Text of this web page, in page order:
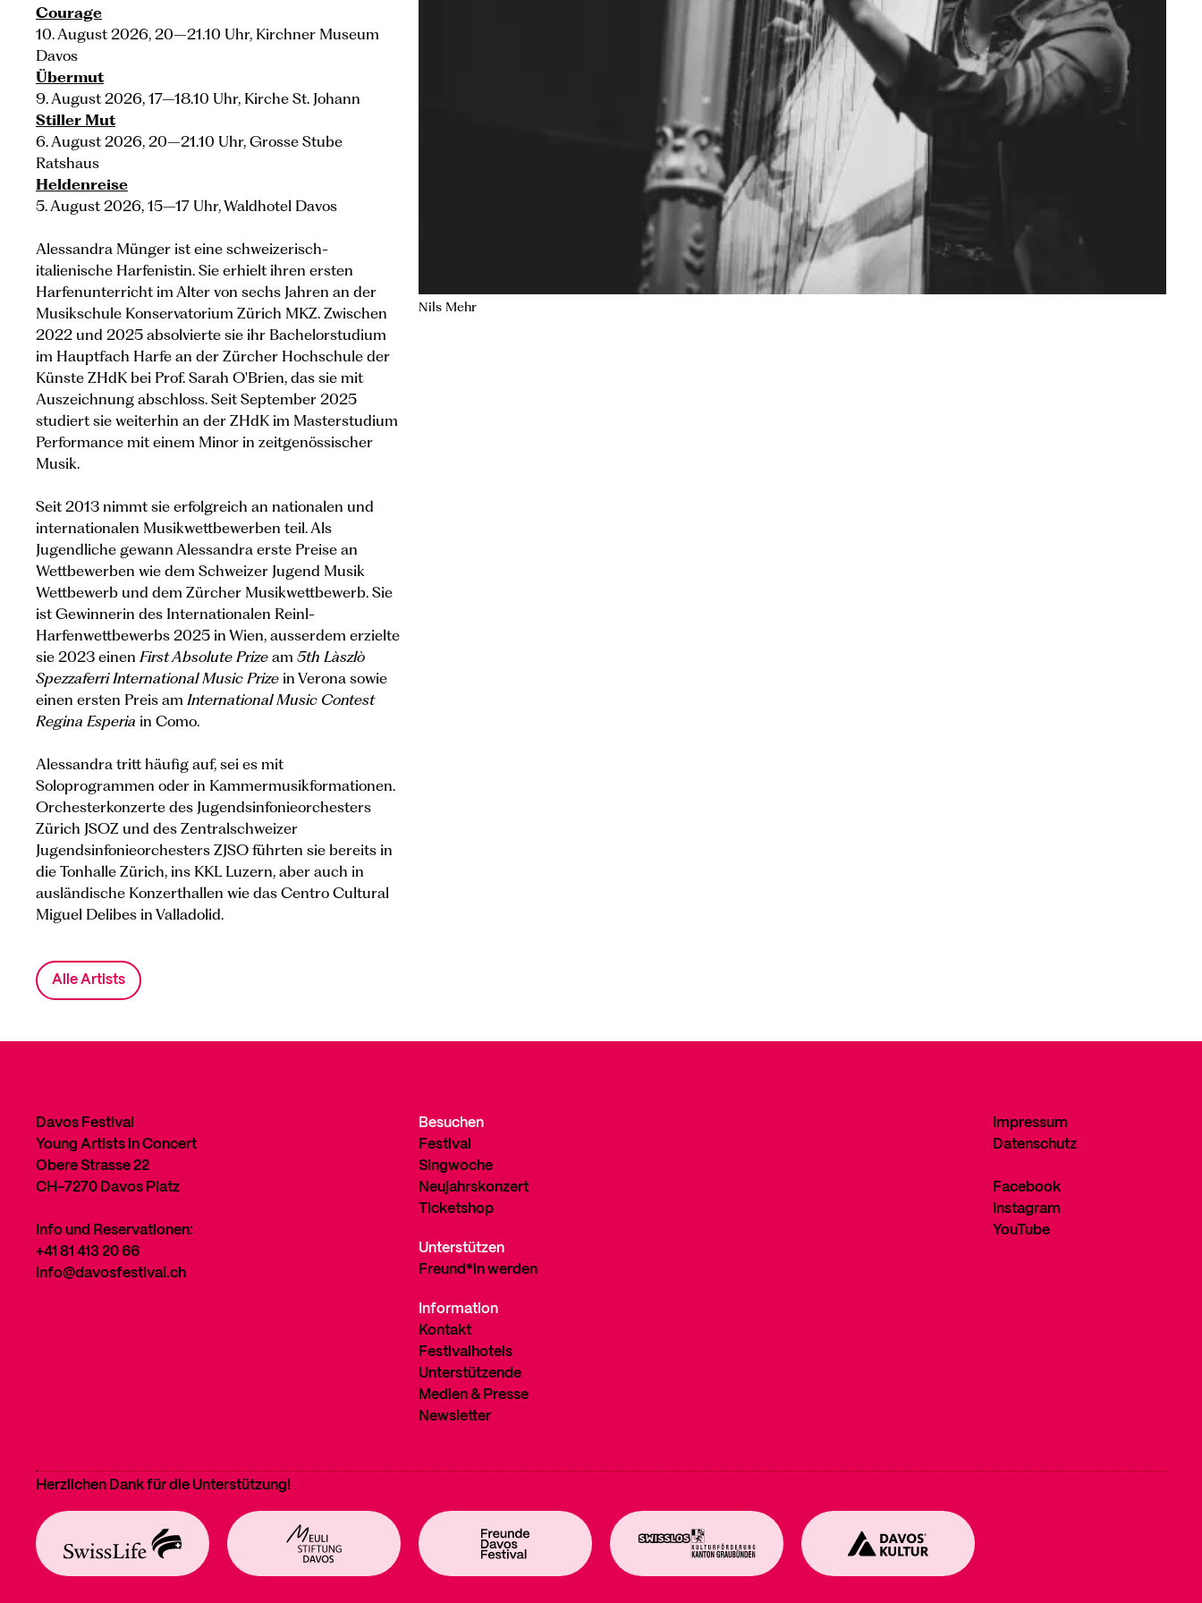
Courage
10. August 2026, 20–21.10 Uhr, Kirchner Museum
Davos
Übermut
9. August 2026, 17–18.10 Uhr, Kirche St. Johann
Stiller Mut
6. August 2026, 20–21.10 Uhr, Grosse Stube
Ratshaus
Heldenreise
5. August 2026, 15–17 Uhr, Waldhotel Davos
Alessandra Münger ist eine schweizerisch-
italienische Harfenistin. Sie erhielt ihren ersten
Harfenunterricht im Alter von sechs Jahren an der
Musikschule Konservatorium Zürich MKZ. Zwischen
2022 und 2025 absolvierte sie ihr Bachelorstudium
im Hauptfach Harfe an der Zürcher Hochschule der
Künste ZHdK bei Prof. Sarah O'Brien, das sie mit
Auszeichnung abschloss. Seit September 2025
studiert sie weiterhin an der ZHdK im Masterstudium
Performance mit einem Minor in zeitgenössischer
Musik.
Seit 2013 nimmt sie erfolgreich an nationalen und
internationalen Musikwettbewerben teil. Als
Jugendliche gewann Alessandra erste Preise an
Wettbewerben wie dem Schweizer Jugend Musik
Wettbewerb und dem Zürcher Musikwettbewerb. Sie
ist Gewinnerin des Internationalen Reinl-
Harfenwettbewerbs 2025 in Wien, ausserdem erzielte
sie 2023 einen First Absolute Prize am 5th Làszlò
Spezzaferri International Music Prize in Verona sowie
einen ersten Preis am International Music Contest
Regina Esperia in Como.
Alessandra tritt häufig auf, sei es mit
Soloprogrammen oder in Kammermusikformationen.
Orchesterkonzerte des Jugendsinfonieorchesters
Zürich JSOZ und des Zentralschweizer
Jugendsinfonieorchesters ZJSO führten sie bereits in
die Tonhalle Zürich, ins KKL Luzern, aber auch in
ausländische Konzerthallen wie das Centro Cultural
Miguel Delibes in Valladolid.
Alle Artists
Nils Mehr
Davos Festival
Young Artists in Concert
Obere Strasse 22
CH-7270 Davos Platz
Info und Reservationen:
+41 81 413 20 66
info@davosfestival.ch
Besuchen
Festival
Singwoche
Neujahrskonzert
Ticketshop
Unterstützen
Freund*in werden
Information
Kontakt
Festivalhotels
Unterstützende
Medien & Presse
Newsletter
Impressum
Datenschutz
Facebook
Instagram
YouTube
Herzlichen Dank für die Unterstützung!